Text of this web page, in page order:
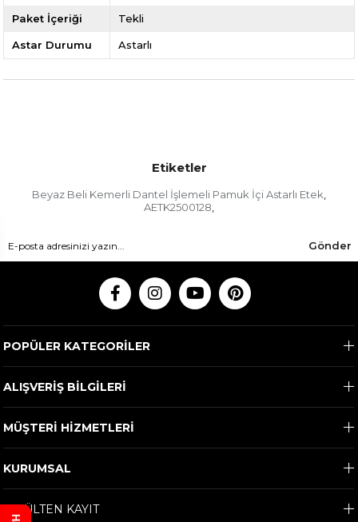
Paket İçeriği Tekli
Astar Durumu Astarlı
Etiketler
Beyaz Beli Kemerli Dantel İşlemeli Pamuk İçi Astarlı Etek,
AETK2500128,
Gönder
POPÜLER KATEGORİLER
ALIŞVERİŞ BİLGİLERİ
MÜŞTERİ HİZMETLERİ
KURUMSAL
E-BÜLTEN KAYIT